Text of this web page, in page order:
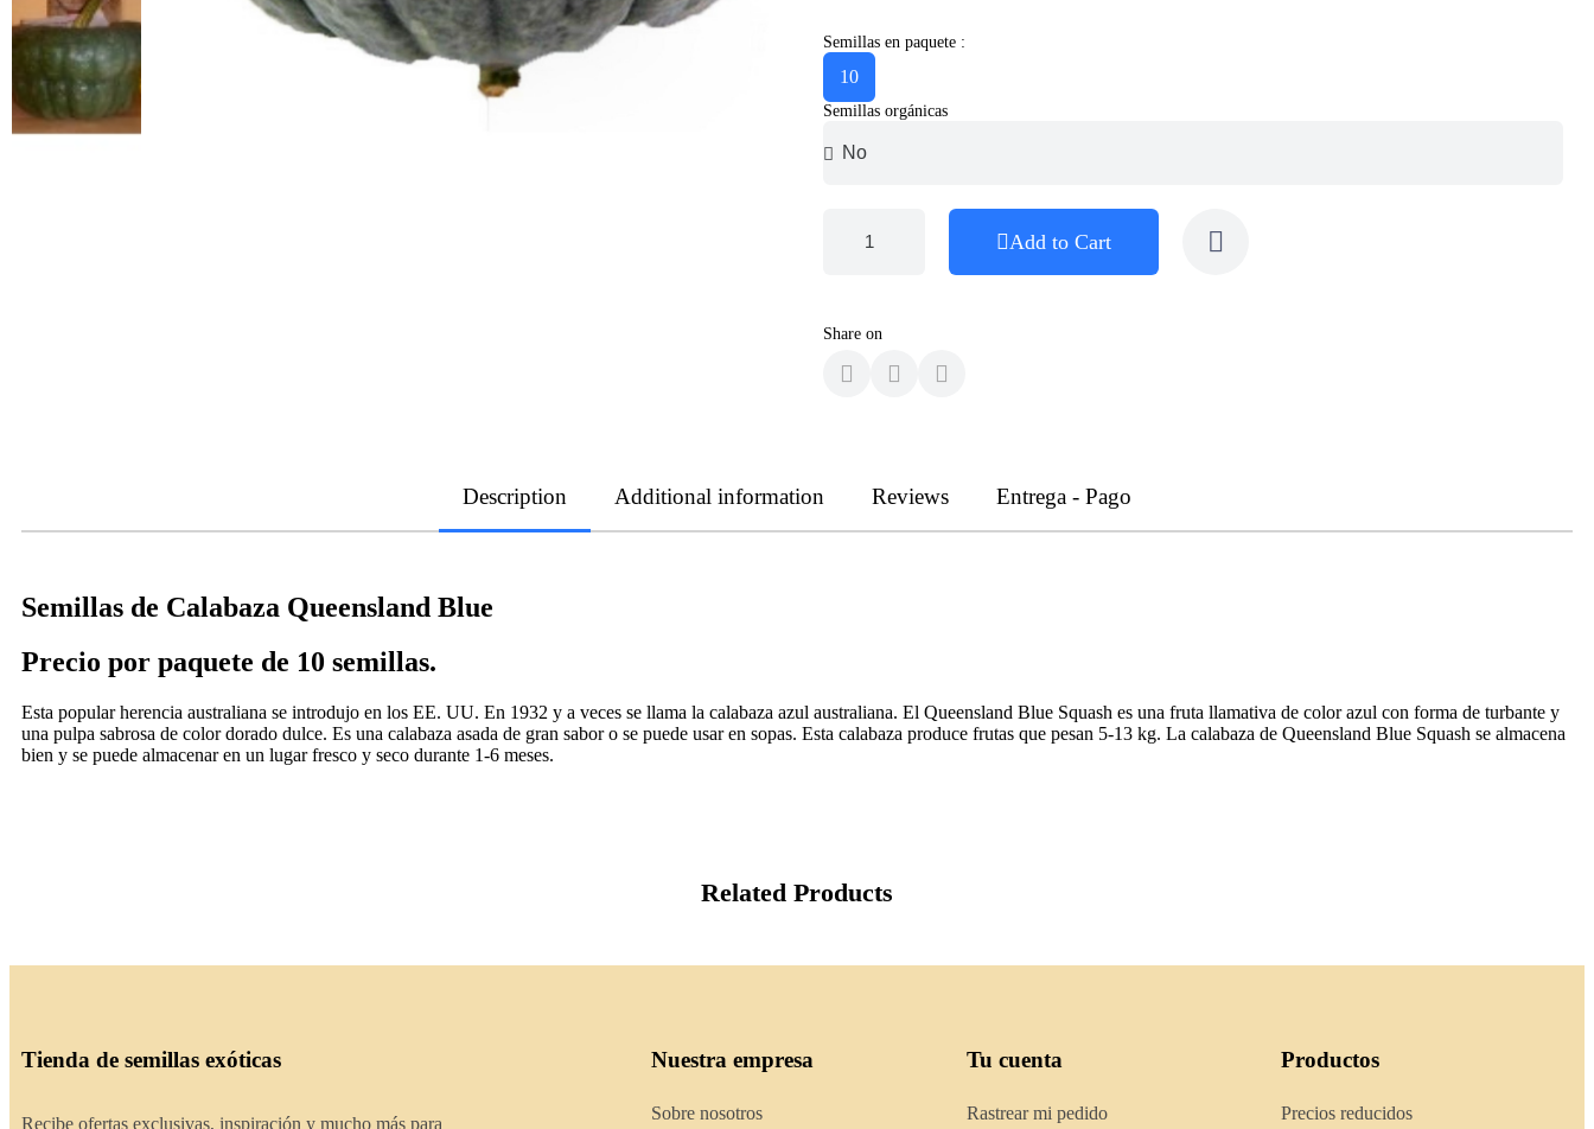
Semillas en paquete :
10
Semillas orgánicas
Add to Cart
Share on
Description Additional information Reviews Entrega - Pago
Semillas de Calabaza Queensland Blue
Precio por paquete de 10 semillas.
Esta popular herencia australiana se introdujo en los EE. UU. En 1932 y a veces se llama la calabaza azul australiana. El Queensland Blue Squash es una fruta llamativa de color azul con forma de turbante y
una pulpa sabrosa de color dorado dulce. Es una calabaza asada de gran sabor o se puede usar en sopas. Esta calabaza produce frutas que pesan 5-13 kg. La calabaza de Queensland Blue Squash se almacena
bien y se puede almacenar en un lugar fresco y seco durante 1-6 meses.
Related Products
Tienda de semillas exóticas
Recibe ofertas exclusivas, inspiración y mucho más para
Nuestra empresa
Sobre nosotros
Tu cuenta
Rastrear mi pedido
Productos
Precios reducidos